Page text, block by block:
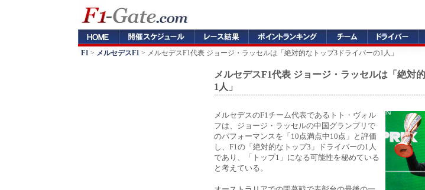
F1 > メルセデスF1 > メルセデスF1代表 ジョージ・ラッセルは「絶対的なトップ3ドライバーの1人」
メルセデスF1代表 ジョージ・ラッセルは「絶対
1人」
メルセデスのF1チーム代表であるトト・ヴォル
フは、ジョージ・ラッセルの中国グランプリで
のパフォーマンスを「10点満点中10点」と評価
し、F1の「絶対的なトップ3」ドライバーの1人
であり、「トップ1」になる可能性を秘めている
と考えている。